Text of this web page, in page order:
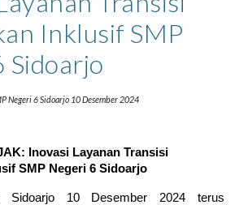
Inklusif SMP
Sidoarjo
Negeri 6 Sidoarjo 10 Desember 2024
Inovasi Layanan Transisi
SMP Negeri 6 Sidoarjo
10 Desember 2024 terus